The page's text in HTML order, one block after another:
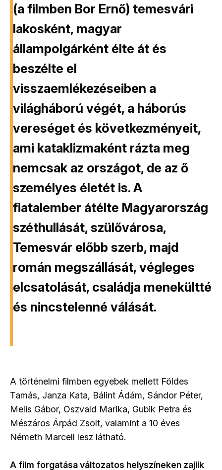
(a filmben Bor Ernő) temesvári
lakosként, magyar
állampolgárként élte át és
beszélte el
visszaemlékezéseiben a
világháború végét, a háborús
vereséget és következményeit,
ami kataklizmaként rázta meg
nemcsak az országot, de az ő
személyes életét is. A
fiatalember átélte Magyarország
széthullását, szülővárosa,
Temesvár előbb szerb, majd
román megszállását, végleges
elcsatolását, családja menekültté
és nincstelenné válását.
A történelmi filmben egyebek mellett Földes
Tamás, Janza Kata, Bálint Ádám, Sándor Péter,
Melis Gábor, Oszvald Marika, Gubik Petra és
Mészáros Árpád Zsolt, valamint a 10 éves
Németh Marcell lesz látható.
A film forgatása változatos helyszíneken zajlik